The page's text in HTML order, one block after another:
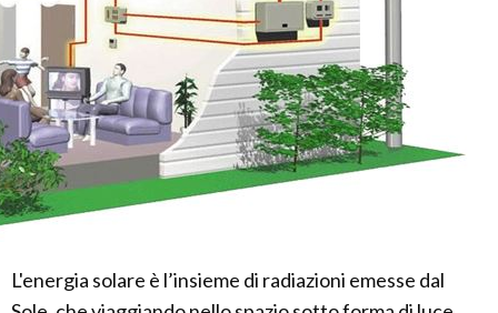
L'energia solare è l’insieme di radiazioni emesse dal